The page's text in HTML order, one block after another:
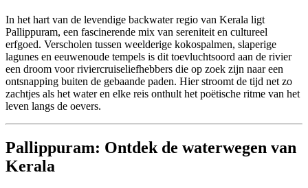
In het hart van de levendige backwater regio van Kerala ligt
Pallippuram, een fascinerende mix van sereniteit en cultureel
erfgoed. Verscholen tussen weelderige kokospalmen, slaperige
lagunes en eeuwenoude tempels is dit toevluchtsoord aan de rivier
een droom voor riviercruiseliefhebbers die op zoek zijn naar een
ontsnapping buiten de gebaande paden. Hier stroomt de tijd net zo
zachtjes als het water en elke reis onthult het poëtische ritme van het
leven langs de oevers.
Pallippuram: Ontdek de waterwegen van
Kerala